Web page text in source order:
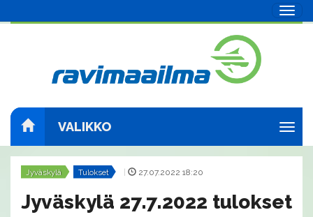
VALIKKO
Jyväskylä Tulokset 27.07.2022 18:20
Jyväskylä 27.7.2022 tulokset